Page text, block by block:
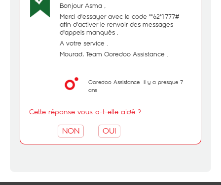
Bonjour Asma ,
Merci d'essayer avec le code **62*1777#
afin d'activer le renvoir des messages
d'appels manqués .
A votre service .
Mourad, Team Ooredoo Assistance .
Ooredoo Assistance il y a presque 7
ans
Cette réponse vous a-t-elle aidé ?
NON OUI